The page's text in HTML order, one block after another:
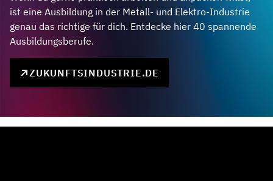
ist eine Ausbildung in der Metall- und Elektro-Industrie
genau das richtige für dich. Entdecke hier 40 spannende
Ausbildungsberufe.
ZUKUNFTSINDUSTRIE.DE